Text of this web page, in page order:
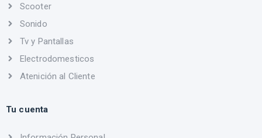
Scooter
Sonido
Tv y Pantallas
Electrodomesticos
Atenición al Cliente
Tu cuenta